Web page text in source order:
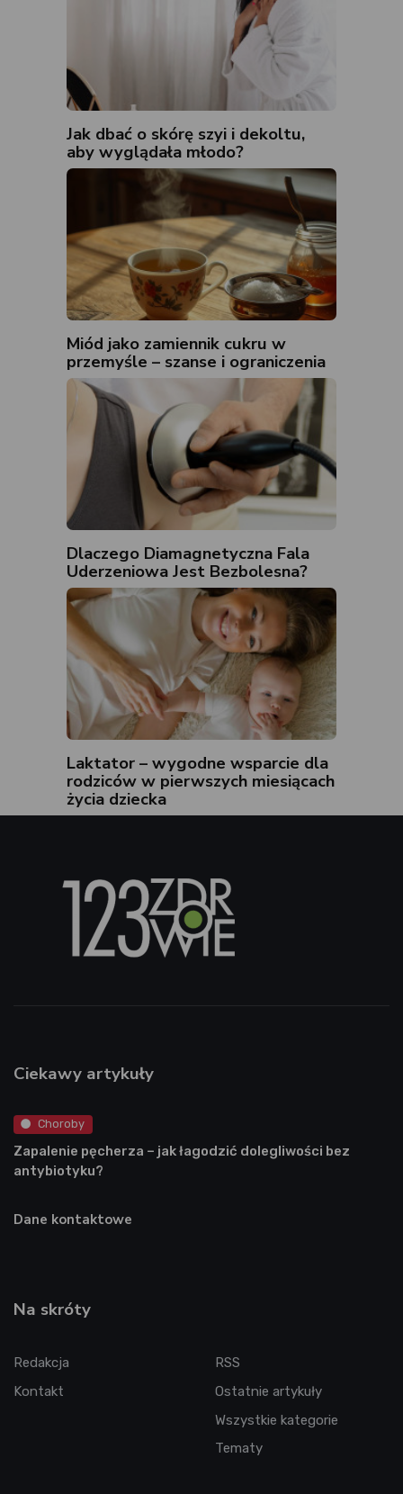
Jak dbać o skórę szyi i dekoltu,
aby wyglądała młodo?
Miód jako zamiennik cukru w
przemyśle – szanse i ograniczenia
Dlaczego Diamagnetyczna Fala
Uderzeniowa Jest Bezbolesna?
Laktator – wygodne wsparcie dla
rodziców w pierwszych miesiącach
życia dziecka
Ciekawy artykuły
Choroby
Zapalenie pęcherza – jak łagodzić dolegliwości bez
antybiotyku?
Dane kontaktowe
Na skróty
Redakcja
Kontakt
RSS
Ostatnie artykuły
Wszystkie kategorie
Tematy